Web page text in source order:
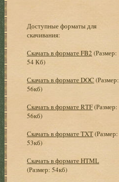
Доступные форматы для
скачивания:
Скачать в формате FB2 (Размер:
54 Кб)
Скачать в формате DOC (Размер:
56кб)
Скачать в формате RTF(Размер:
56кб)
Скачать в формате TXT(Размер:
53кб)
Скачать в формате HTML
(Размер: 54кб)